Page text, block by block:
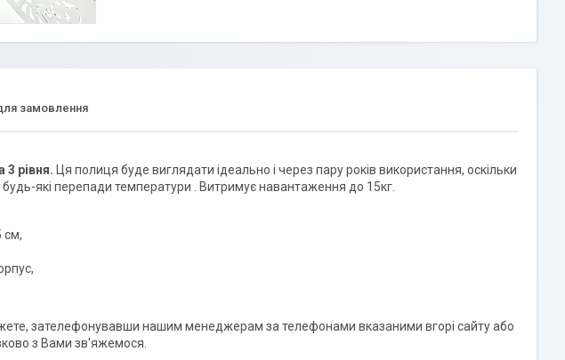
замовлення
3 рівня. Ця полиця буде виглядати ідеально і через пару років використання, оскільки
які перепади температури . Витримує навантаження до 15кг.
см,
зателефонувавши нашим менеджерам за телефонами вказаними вгорі сайту або
з Вами зв'яжемося.